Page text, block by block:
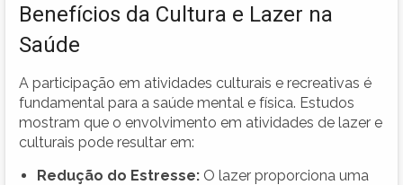
Benefícios da Cultura e Lazer na
Saúde
A participação em atividades culturais e recreativas é
fundamental para a saúde mental e física. Estudos
mostram que o envolvimento em atividades de lazer e
culturais pode resultar em:
Redução do Estresse: O lazer proporciona uma